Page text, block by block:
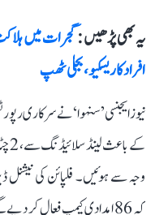
یہ بھی پڑھیں :
افراد کا ریسکیو، بجلی ٹھپ
وجہ سے ہوئیں۔ فلپائن کی نیشنل